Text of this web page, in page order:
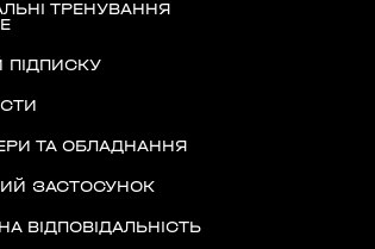
Україна, 10002
Франківська
ТРЕНУВАННЯ
ПІДПИСКУ
ТА ОБЛАДНАННЯ
ЗАСТОСУНОК
ВІДПОВІДАЛЬНІСТЬ